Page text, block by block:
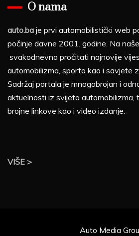
O nama
auto.ba je prvi automobilistički web
počinje davne 2001. godine. Na
svakodnevno pročitati najnovije
automobilizma, sporta kao i savjete
Sadržaj portala je mnogobrojan i
aktuelnosti iz svijeta automobilizma,
brojne linkove kao i video izdanje.
VIŠE >
Auto Media